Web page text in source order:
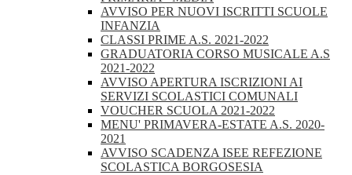
AVVISO PER NUOVI ISCRITTI SCUOLE
INFANZIA
CLASSI PRIME A.S. 2021-2022
GRADUATORIA CORSO MUSICALE A.S
2021-2022
AVVISO APERTURA ISCRIZIONI AI
SERVIZI SCOLASTICI COMUNALI
VOUCHER SCUOLA 2021-2022
MENU' PRIMAVERA-ESTATE A.S. 2020-
2021
AVVISO SCADENZA ISEE REFEZIONE
SCOLASTICA BORGOSESIA